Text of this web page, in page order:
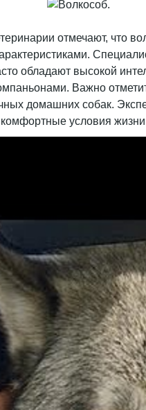
отмечают, что
обладают высокой
Важно
домашних собак.
условия